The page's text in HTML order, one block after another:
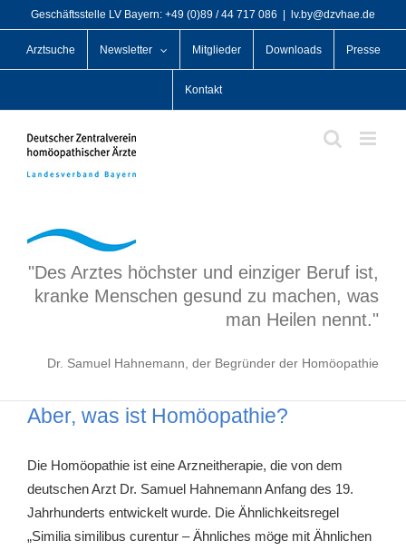
Inhalt
springen
Geschäftsstelle LV Bayern: +49 (0)89 / 44 717 086 lv.by@dzvhae.de
Arztsuche Newsletter Mitglieder Downloads Presse
Kontakt
"Des Arztes höchster und einziger Beruf ist,
kranke Menschen gesund zu machen, was
man Heilen nennt."
Dr. Samuel Hahnemann, der Begründer der Homöopathie
Aber, was ist Homöopathie?
Die Homöopathie ist eine Arzneitherapie, die von dem
deutschen Arzt Dr. Samuel Hahnemann Anfang des 19.
Jahrhunderts entwickelt wurde. Die Ähnlichkeitsregel
„Similia similibus curentur – Ähnliches möge mit Ähnlichen